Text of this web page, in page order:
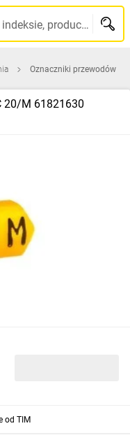
Szukaj po nazwie, indeksie, producencie, kodzie kreskowym...
Oznaczniki przewodów
20/M 61821630
od TIM